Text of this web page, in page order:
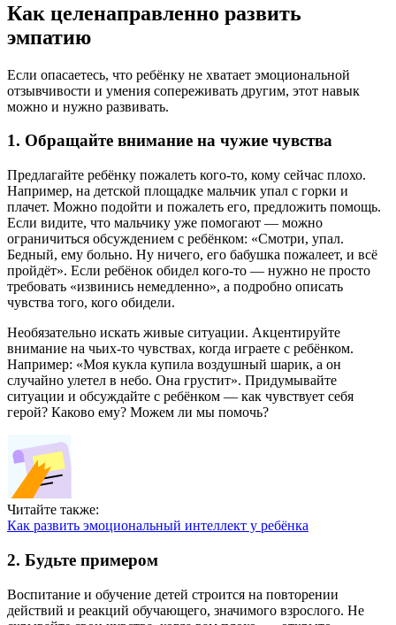
Как целенаправленно развить
эмпатию
Если опасаетесь, что ребёнку не хватает эмоциональной
отзывчивости и умения сопереживать другим, этот навык
можно и нужно развивать.
1. Обращайте внимание на чужие чувства
Предлагайте ребёнку пожалеть кого-то, кому сейчас плохо.
Например, на детской площадке мальчик упал с горки и
плачет. Можно подойти и пожалеть его, предложить помощь.
Если видите, что мальчику уже помогают — можно
ограничиться обсуждением с ребёнком: «Смотри, упал.
Бедный, ему больно. Ну ничего, его бабушка пожалеет, и всё
пройдёт». Если ребёнок обидел кого-то — нужно не просто
требовать «извинись немедленно», а подробно описать
чувства того, кого обидели.
Необязательно искать живые ситуации. Акцентируйте
внимание на чьих-то чувствах, когда играете с ребёнком.
Например: «Моя кукла купила воздушный шарик, а он
случайно улетел в небо. Она грустит». Придумывайте
ситуации и обсуждайте с ребёнком — как чувствует себя
герой? Каково ему? Можем ли мы помочь?
Читайте также:
Как развить эмоциональный интеллект у ребёнка
2. Будьте примером
Воспитание и обучение детей строится на повторении
действий и реакций обучающего, значимого взрослого. Не